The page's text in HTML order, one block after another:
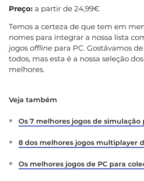
Preço: a partir de 24,99€
Temos a certeza de que tem em
nomes para integrar a nossa lista
jogos offline para PC. Gostávamos
todos, mas esta é a nossa seleção
melhores.
Veja também
Os 7 melhores jogos de simulação
8 dos melhores jogos multiplayer
Os melhores jogos de PC para